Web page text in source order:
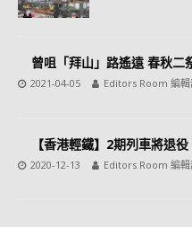
曾咀「拜山」路遙遠 春秋二
2021-04-05 Editors Room 編輯
【香港輕鐵】2期列車將退
2020-12-13 Editors Room 編輯